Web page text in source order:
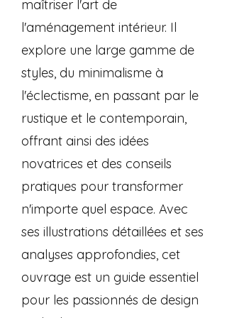
maîtriser l'art de
l'aménagement intérieur. Il
explore une large gamme de
styles, du minimalisme à
l'éclectisme, en passant par le
rustique et le contemporain,
offrant ainsi des idées
novatrices et des conseils
pratiques pour transformer
n'importe quel espace. Avec
ses illustrations détaillées et ses
analyses approfondies, cet
ouvrage est un guide essentiel
pour les passionnés de design